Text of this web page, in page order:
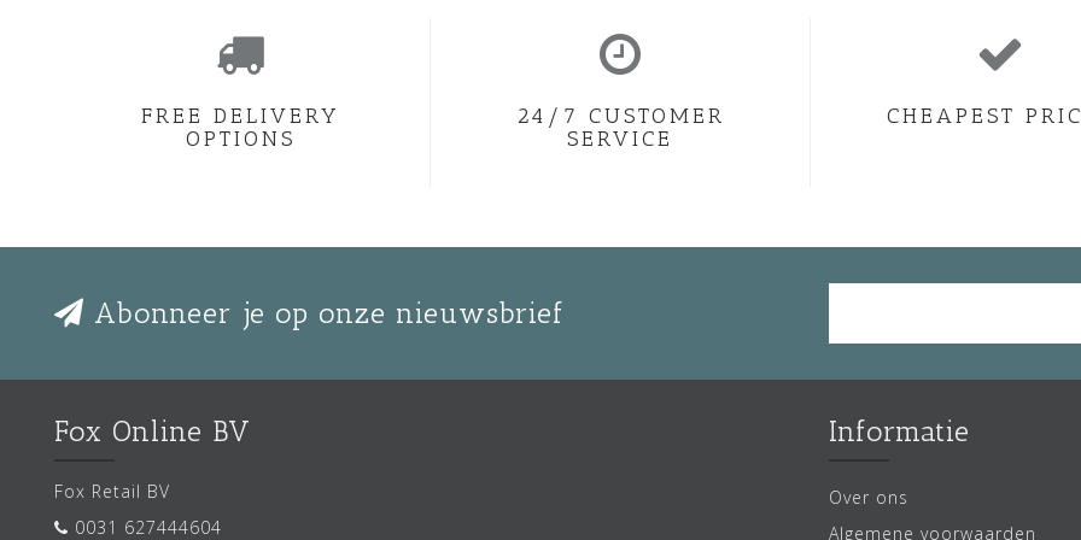
FREE DELIVERY
OPTIONS
24/7 CUSTOMER
SERVICE
CHEAPEST
Abonneer je op onze nieuwsbrief
Fox Online BV
Fox Retail BV
0031 627444604
Informatie
Over ons
Algemene voorwaarden